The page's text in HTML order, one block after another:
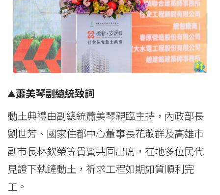
▲蕭美琴副總統致詞
動土典禮由副總統蕭美琴親臨主持，內政部長
劉世芳、國家住都中心董事長花敬群及高雄市
副市長林欽榮等貴賓共同出席，在地多位民代
見證下執鏟動土，祈求工程如期如質順利完
工。